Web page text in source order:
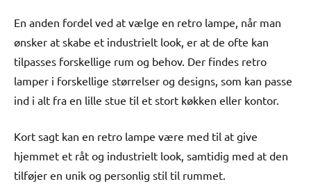
En anden fordel ved at vælge en retro lampe, når man
ønsker at skabe et industrielt look, er at de ofte kan
tilpasses forskellige rum og behov. Der findes retro
lamper i forskellige størrelser og designs, som kan passe
ind i alt fra en lille stue til et stort køkken eller kontor.
Kort sagt kan en retro lampe være med til at give
hjemmet et råt og industrielt look, samtidig med at den
tilføjer en unik og personlig stil til rummet.